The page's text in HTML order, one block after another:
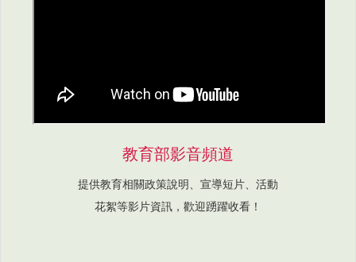
教育部影音頻道
提供教育相關政策說明、宣導短片、活動
花絮等影片資訊，歡迎踴躍收看！